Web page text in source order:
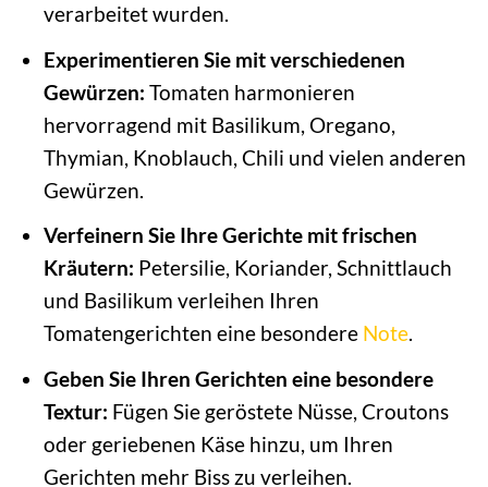
verarbeitet wurden.
Experimentieren Sie mit verschiedenen
Gewürzen: Tomaten harmonieren
hervorragend mit Basilikum, Oregano,
Thymian, Knoblauch, Chili und vielen anderen
Gewürzen.
Verfeinern Sie Ihre Gerichte mit frischen
Kräutern: Petersilie, Koriander, Schnittlauch
und Basilikum verleihen Ihren
Tomatengerichten eine besondere Note.
Geben Sie Ihren Gerichten eine besondere
Textur: Fügen Sie geröstete Nüsse, Croutons
oder geriebenen Käse hinzu, um Ihren
Gerichten mehr Biss zu verleihen.